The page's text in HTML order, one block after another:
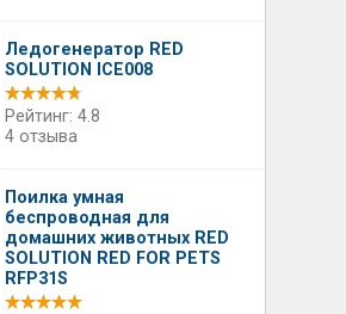
Ледогенератор RED
SOLUTION ICE008
Рейтинг: 4.8
4 отзыва
Поилка умная
беспроводная для
домашних животных RED
SOLUTION RED FOR PETS
RFP31S